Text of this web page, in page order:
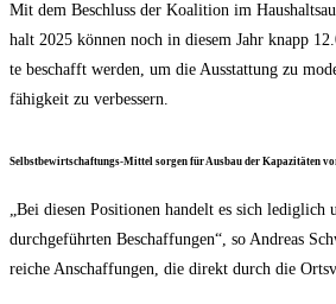
Mit dem Beschluss der Koali­ti­on im
halt 2025 kön­nen noch in die­sem Jahr knapp
te beschafft wer­den, um die Aus­stat­tung zu
fä­hig­keit zu verbessern.
Selbst­be­wirt­schaf­tungs-Mit­tel sor­gen für Aus­bau der Kapa­zi­tä­ten
„Bei die­sen Posi­tio­nen han­delt es sich
durch­ge­führ­ten Beschaf­fun­gen“, so Andre­as
rei­che Anschaf­fun­gen, die direkt durch die